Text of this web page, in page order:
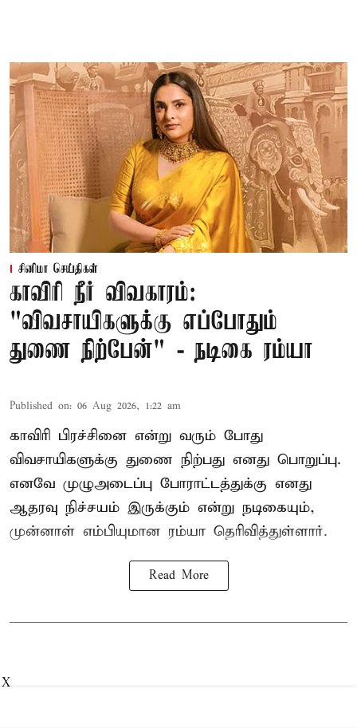
சினிமா செய்திகள்
காவிரி நீர் விவகாரம்:
"விவசாயிகளுக்கு எப்போதும்
துணை நிற்பேன்" - நடிகை ரம்யா
Published on: 06 Aug 2026, 1:22 am
காவிரி பிரச்சினை என்று வரும் போது
விவசாயிகளுக்கு துணை நிற்பது எனது பொறுப்பு.
எனவே முழுஅடைப்பு போராட்டத்துக்கு எனது
ஆதரவு நிச்சயம் இருக்கும் என்று நடிகையும்,
முன்னாள் எம்பியுமான ரம்யா தெரிவித்துள்ளார்.
Read More
X